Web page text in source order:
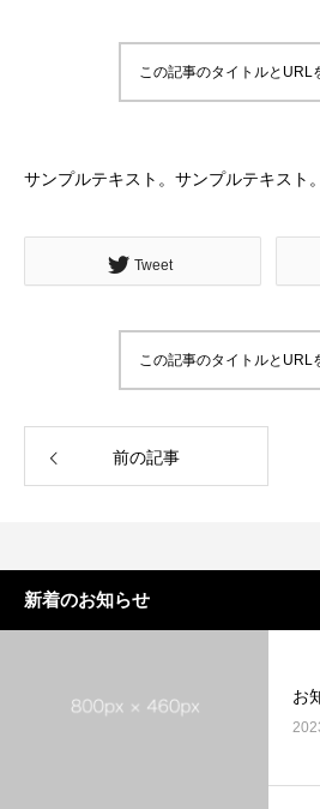
この記事のタイトルとURL
サンプルテキスト。サンプルテキスト。
Tweet
この記事のタイトルとURL
前の記事
新着のお知らせ
お